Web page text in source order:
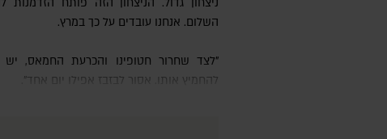
השלום. אנחנו עובדים על כך במרץ.
"לצד שחרור חטופינו והכרעת החמאס, יש פה חלון הזדמנויות שאסור
להחמיץ אותו. אסור לבזבז אפילו יום אחד".